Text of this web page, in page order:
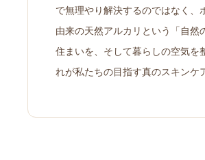
で無理やり解決するのではなく、
由来の天然アルカリという「自然
住まいを、そして暮らしの空気を
れが私たちの目指す真のスキンケ